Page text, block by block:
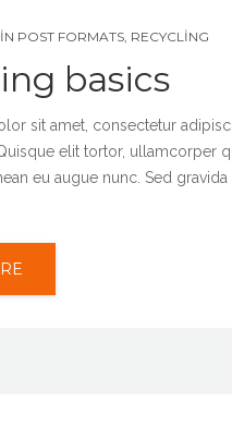
IN POST FORMATS, RECYCLING
basics
sit amet, consectetur
elit tortor, ullamcorper
eu augue nunc. Sed